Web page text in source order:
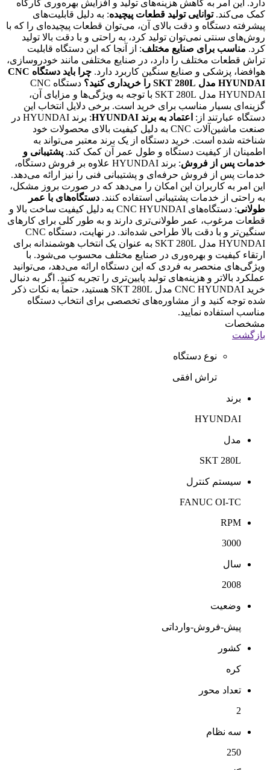
دارد. این امر به کاهش هزینه‌های تولید و افزایش بهره‌وری کارگاه
کمک می‌کند.توانایی تولید قطعات پیچیده: به دلیل قابلیت‌های
پیشرفته دستگاه و دقت بالای آن، می‌توان قطعات پیچیده‌ای را که با
روش‌های سنتی نمی‌توان تولید کرد، به راحتی و با دقت بالا تولید
کرد. مناسب برای صنایع مختلف: از آنجا که این دستگاه قابلیت
تراش قطعات مختلف را دارد، در صنایع مختلفی مانند خودروسازی،
هوافضا، پزشکی و صنایع سنگین کاربرد دارد.
چرا باید دستگاه CNC
HYUNDAI مدل SKT 280L را خریداری کنید؟
دستگاه CNC
HYUNDAI مدل SKT 280L با توجه به ویژگی‌ها و مزایای آن،
گزینه‌ای بسیار مناسب برای خرید است. برخی دلایل انتخاب این
دستگاه عبارتند از: اعتماد به برند HYUNDAI
: برند HYUNDAI در
صنعت ماشین‌آلات CNC به دلیل کیفیت بالای محصولات خود
شناخته شده است. خرید دستگاه از یک برند معتبر می‌تواند به
اطمینان از کیفیت دستگاه و طول عمر آن کمک کند. پشتیبانی و
خدمات پس از فروش
: برند HYUNDAI علاوه بر فروش دستگاه،
خدمات پس از فروش حرفه‌ای و پشتیبانی فنی را نیز ارائه می‌دهد.
این امر به کاربران این امکان را می‌دهد که در صورت بروز مشکل،
به راحتی از خدمات پشتیبانی استفاده کنند. دستگاه‌های با عمر
طولانی
: دستگاه‌های CNC HYUNDAI به دلیل کیفیت ساخت بالا و
قطعات مرغوب، عمر طولانی‌تری دارند و به طور کلی برای کارهای
سنگین‌تر و با دقت بالا طراحی شده‌اند. در نهایت، دستگاه CNC
HYUNDAI مدل SKT 280L به عنوان یک انتخاب هوشمندانه برای
ارتقاء کیفیت و بهره‌وری در صنایع مختلف محسوب می‌شود. با
ویژگی‌های منحصر به فردی که این دستگاه ارائه می‌دهد، می‌توانید
عملکرد بالاتر و هزینه‌های تولید پایین‌تری را تجربه کنید. اگر به دنبال
خرید CNC HYUNDAI مدل SKT 280L هستید، حتماً به نکات ذکر
شده توجه کنید و از مشاوره‌های تخصصی برای انتخاب دستگاه
مناسب استفاده نمایید.
مشخصات
بازگشت
نوع دستگاه
تراش افقی
برند
HYUNDAI
مدل
SKT 280L
سیستم کنترل
FANUC OI-TC
RPM
3000
سال
2008
وضعیت
پیش-فروش-وارداتی
کشور
کره
تعداد محور
2
سه نظام
250